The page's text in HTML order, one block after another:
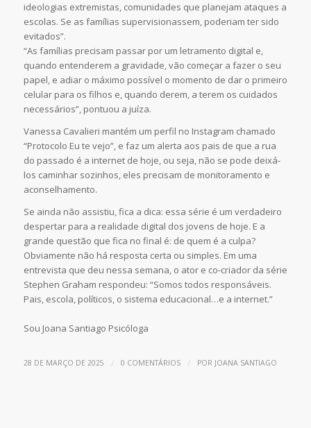
ideologias extremistas, comunidades que planejam ataques a
escolas. Se as famílias supervisionassem, poderiam ter sido
evitados”.
“As famílias precisam passar por um letramento digital e,
quando entenderem a gravidade, vão começar a fazer o seu
papel, e adiar o máximo possível o momento de dar o primeiro
celular para os filhos e, quando derem, a terem os cuidados
necessários”, pontuou a juíza.
Vanessa Cavalieri mantém um perfil no Instagram chamado
“Protocolo Eu te vejo”, e faz um alerta aos pais de que a rua
do passado é a internet de hoje, ou seja, não se pode deixá-
los caminhar sozinhos, eles precisam de monitoramento e
aconselhamento.
Se ainda não assistiu, fica a dica: essa série é um verdadeiro
despertar para a realidade digital dos jovens de hoje. E a
grande questão que fica no final é: de quem é a culpa?
Obviamente não há resposta certa ou simples. Em uma
entrevista que deu nessa semana, o ator e co-criador da série
Stephen Graham respondeu: “Somos todos responsáveis.
Pais, escola, políticos, o sistema educacional…e a internet.”
Sou Joana Santiago Psicóloga
28 DE MARÇO DE 2025 / 0 COMENTÁRIOS / POR JOANA SANTIAGO